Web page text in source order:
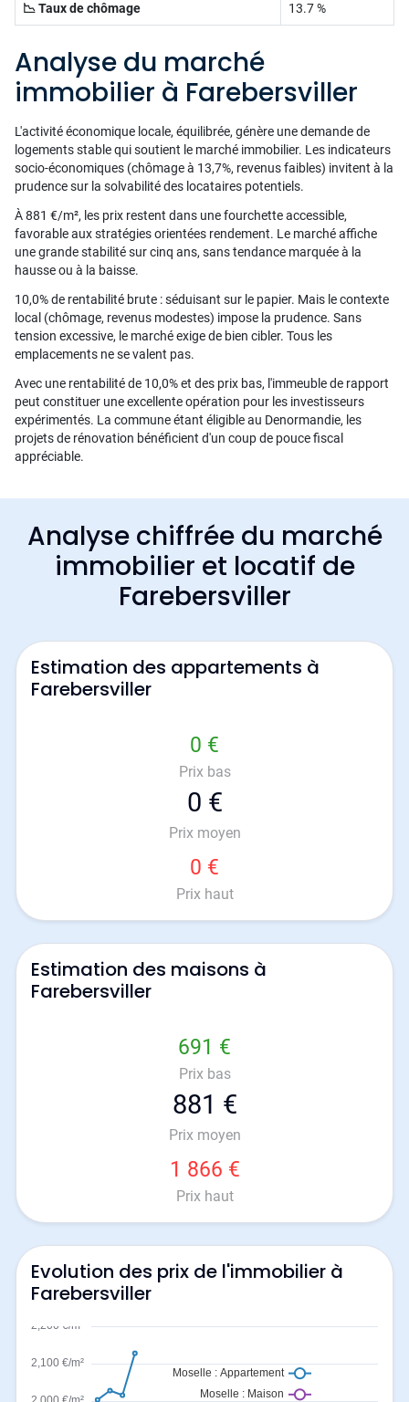
📉 Taux de chômage 13.7 %
Analyse du marché
immobilier à Farebersviller
L'activité économique locale, équilibrée, génère une demande de
logements stable qui soutient le marché immobilier. Les indicateurs
socio-économiques (chômage à 13,7%, revenus faibles) invitent à la
prudence sur la solvabilité des locataires potentiels.
À 881 €/m², les prix restent dans une fourchette accessible,
favorable aux stratégies orientées rendement. Le marché affiche
une grande stabilité sur cinq ans, sans tendance marquée à la
hausse ou à la baisse.
10,0% de rentabilité brute : séduisant sur le papier. Mais le contexte
local (chômage, revenus modestes) impose la prudence. Sans
tension excessive, le marché exige de bien cibler. Tous les
emplacements ne se valent pas.
Avec une rentabilité de 10,0% et des prix bas, l'immeuble de rapport
peut constituer une excellente opération pour les investisseurs
expérimentés. La commune étant éligible au Denormandie, les
projets de rénovation bénéficient d'un coup de pouce fiscal
appréciable.
Analyse chiffrée du marché
immobilier et locatif de
Farebersviller
Estimation des appartements à
Farebersviller
0 €
Prix bas
0 €
Prix moyen
0 €
Prix haut
Estimation des maisons à
Farebersviller
691 €
Prix bas
881 €
Prix moyen
1 866 €
Prix haut
Evolution des prix de l'immobilier à
Farebersviller